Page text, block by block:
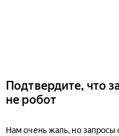
Подтвердите, что
не робот
Нам очень жаль, но запросы